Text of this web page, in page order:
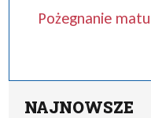
Pożegnanie
NAJNOWSZE